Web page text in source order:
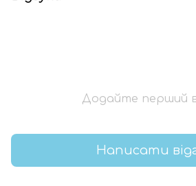
Додайте перший
Написати